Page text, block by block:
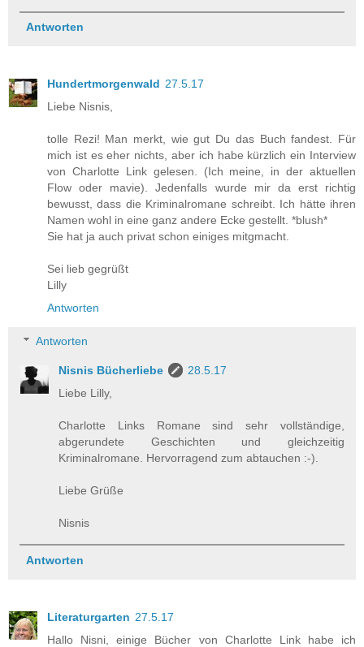
Antworten
Hundertmorgenwald 27.5.17
Liebe Nisnis,
tolle Rezi! Man merkt, wie gut Du das Buch fandest. Für
mich ist es eher nichts, aber ich habe kürzlich ein Interview
von Charlotte Link gelesen. (Ich meine, in der aktuellen
Flow oder mavie). Jedenfalls wurde mir da erst richtig
bewusst, dass die Kriminalromane schreibt. Ich hätte ihren
Namen wohl in eine ganz andere Ecke gestellt. *blush*
Sie hat ja auch privat schon einiges mitgmacht.
Sei lieb gegrüßt
Lilly
Antworten
Antworten
Nisnis Bücherliebe
28.5.17
Liebe Lilly,
Charlotte Links Romane sind sehr vollständige,
abgerundete Geschichten und gleichzeitig
Kriminalromane. Hervorragend zum abtauchen :-).
Liebe Grüße
Nisnis
Antworten
Literaturgarten 27.5.17
Hallo Nisni, einige Bücher von Charlotte Link habe ich